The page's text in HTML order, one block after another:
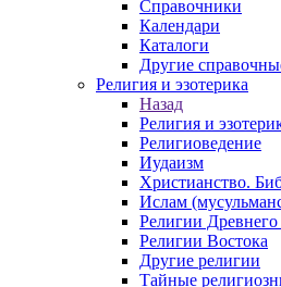
Справочники
Календари
Каталоги
Другие
Религия и эзотерика
Назад
Религия и
Религиоведение
Иудаизм
Христианство.
Ислам
Религии
Религии Востока
Другие религии
Тайные